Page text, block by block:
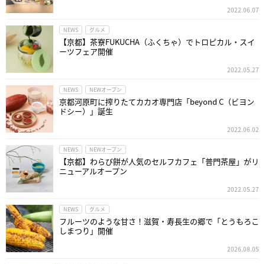
2022.06.07
NEWS グルメ
【京都】茶寮FUKUCHA（ふくちゃ）でトロピカル・スイ
ーツフェア開催
2022.05.27
NEWS NEWオープン
京都河原町に搾りたてカカオ専門店「beyond C（ビヨン
ドシー）」誕生
2022.06.02
NEWS NEWオープン
【京都】わらび餅が人気のセルフカフェ「普門茶屋」がリ
ニューアルオープン
2022.05.27
NEWS グルメ
フルーツのような甘さ！滋賀・寿長生の郷で「とうもろこ
しまつり」開催
2026.08.05